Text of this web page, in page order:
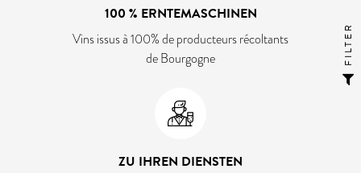
100 % ERNTEMASCHINEN
Vins issus à 100% de producteurs récoltants
de Bourgogne
ZU IHREN DIENSTEN
FILTER